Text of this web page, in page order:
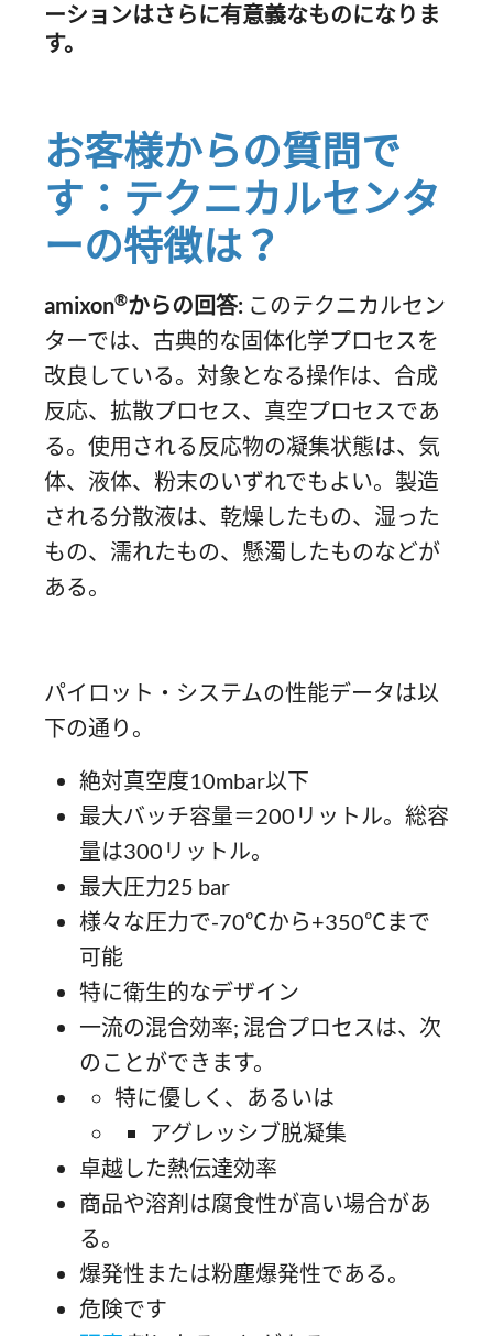
ーションはさらに有意義なものになりま
す。
お客様からの質問で
す：テクニカルセンタ
ーの特徴は？
amixon®からの回答: このテクニカルセン
ターでは、古典的な固体化学プロセスを
改良している。対象となる操作は、合成
反応、拡散プロセス、真空プロセスであ
る。使用される反応物の凝集状態は、気
体、液体、粉末のいずれでもよい。製造
される分散液は、乾燥したもの、湿った
もの、濡れたもの、懸濁したものなどが
ある。
パイロット・システムの性能データは以
下の通り。
絶対真空度10mbar以下
最大バッチ容量＝200リットル。総容
量は300リットル。
最大圧力25 bar
様々な圧力で-70℃から+350℃まで
可能
特に衛生的なデザイン
一流の混合効率; 混合プロセスは、次
のことができます。
特に優しく、あるいは
アグレッシブ脱凝集
卓越した熱伝達効率
商品や溶剤は腐食性が高い場合があ
る。
爆発性または粉塵爆発性である。
危険です